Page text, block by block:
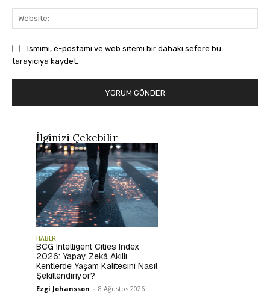
Ismimi, e-postamı ve web sitemi bir dahaki sefere bu
tarayıcıya kaydet.
İlginizi Çekebilir
HABER
BCG Intelligent Cities Index
2026: Yapay Zekâ Akıllı
Kentlerde Yaşam Kalitesini Nasıl
Şekillendiriyor?
Ezgi Johansson - 8 Ağustos 2026